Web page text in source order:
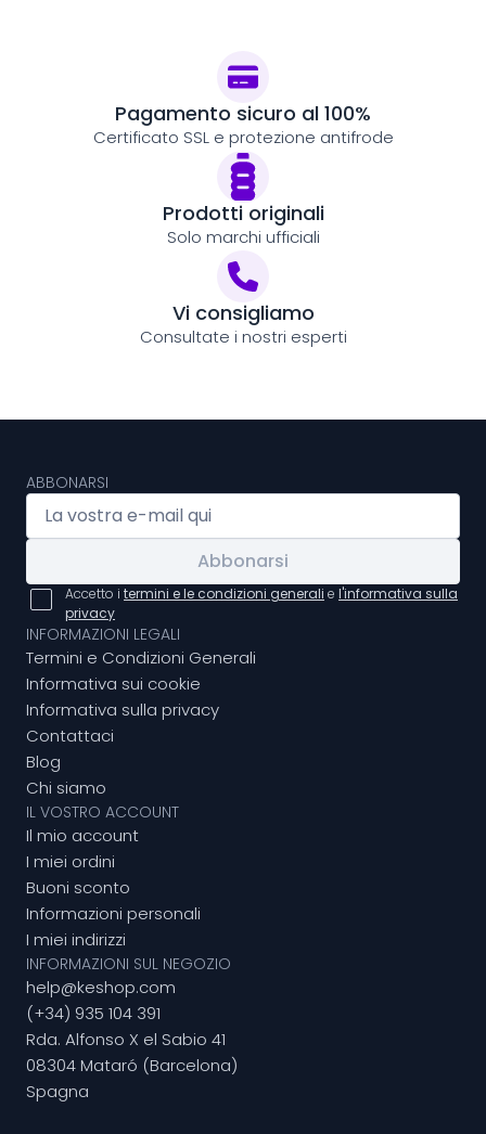
Pagamento sicuro al 100%
Certificato SSL e protezione antifrode
Prodotti originali
Solo marchi ufficiali
Vi consigliamo
Consultate i nostri esperti
ABBONARSI
Abbonarsi
Accetto i termini e le condizioni generali e l'informativa sulla
privacy
INFORMAZIONI LEGALI
Termini e Condizioni Generali
Informativa sui cookie
Informativa sulla privacy
Contattaci
Blog
Chi siamo
IL VOSTRO ACCOUNT
Il mio account
I miei ordini
Buoni sconto
Informazioni personali
I miei indirizzi
INFORMAZIONI SUL NEGOZIO
help@keshop.com
(+34) 935 104 391
Rda. Alfonso X el Sabio 41
08304 Mataró (Barcelona)
Spagna